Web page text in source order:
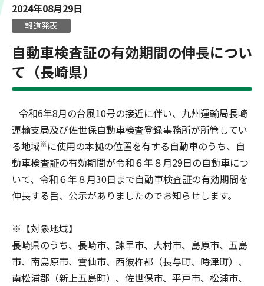
2024年08月29日
報道発表
自動車検査証の有効期間の伸長につい
て（長崎県）
令和6年8月の台風10号の接近に伴い、九州運輸局長崎
運輸支局及び佐世保自動車検査登録事務所が所管してい
る地域※に使用の本拠の位置を有する自動車のうち、自
動車検査証の有効期間が令和６年８月29日の自動車につ
いて、令和６年８月30日まで自動車検査証の有効期間を
伸長する旨、公示がありましたのでお知らせします。
※【対象地域】
長崎県のうち、長崎市、諫早市、大村市、島原市、五島
市、南島原市、雲仙市、西彼杵郡（長与町、時津町）、
南松浦郡（新上五島町）、佐世保市、平戸市、松浦市、